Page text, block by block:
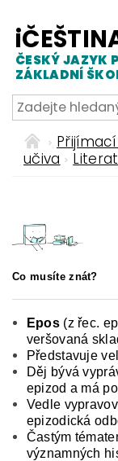
ČESKÝ JAZYK
ZÁKLADNÍ
učiva
Co musíte znát?
Epos(z řec.
veršovaná
Představuje
Děj bývá
epizod a má
Vedle
epizodická
Častým
významných